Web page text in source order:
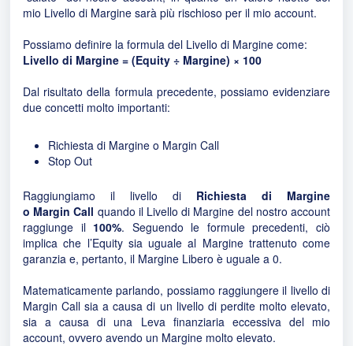
mio Livello di Margine sarà più rischioso per il mio account.
Possiamo definire la formula del Livello di Margine come:
Livello di Margine = (Equity ÷ Margine) × 100
Dal risultato della formula precedente, possiamo evidenziare
due concetti molto importanti:
Richiesta di Margine o Margin Call
Stop Out
Raggiungiamo il livello di Richiesta di Margine
o Margin Call quando il Livello di Margine del nostro account
raggiunge il 100%. Seguendo le formule precedenti, ciò
implica che l’Equity sia uguale al Margine trattenuto come
garanzia e, pertanto, il Margine Libero è uguale a 0.
Matematicamente parlando, possiamo raggiungere il livello di
Margin Call sia a causa di un livello di perdite molto elevato,
sia a causa di una Leva finanziaria eccessiva del mio
account, ovvero avendo un Margine molto elevato.